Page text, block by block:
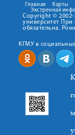
Главная Карты
Экстренная
Copyright © 2002-
университет При
обязательна.
КГМУ в